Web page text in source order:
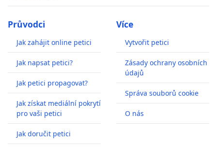
Průvodci
Jak zahájit online petici
Jak napsat petici?
Jak petici propagovat?
Jak získat mediální pokrytí
pro vaši petici
Jak doručit petici
Více
Vytvořit petici
Zásady ochrany osobních
údajů
Správa souborů cookie
O nás